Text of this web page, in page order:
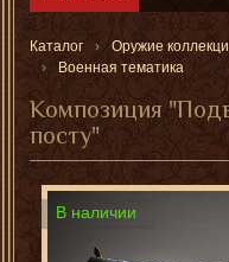
Каталог Оружие
Военная тематика
Композиция
посту"
В наличии